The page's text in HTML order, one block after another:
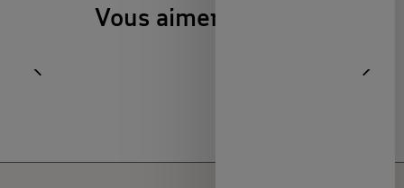
Vous aimerez aussi
Aller à l'élément précédent